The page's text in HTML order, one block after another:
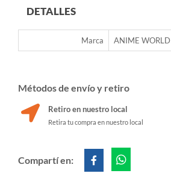
DETALLES
Marca ANIME WORLD
Métodos de envío y retiro
Retiro en nuestro local
Retira tu compra en nuestro local
Compartí en: